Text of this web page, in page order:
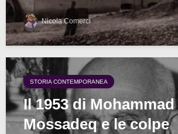
Nicola Comerci
STORIA CONTEMPORANEA
Il 1953 di Mohammad
Mossadeq e le colpe